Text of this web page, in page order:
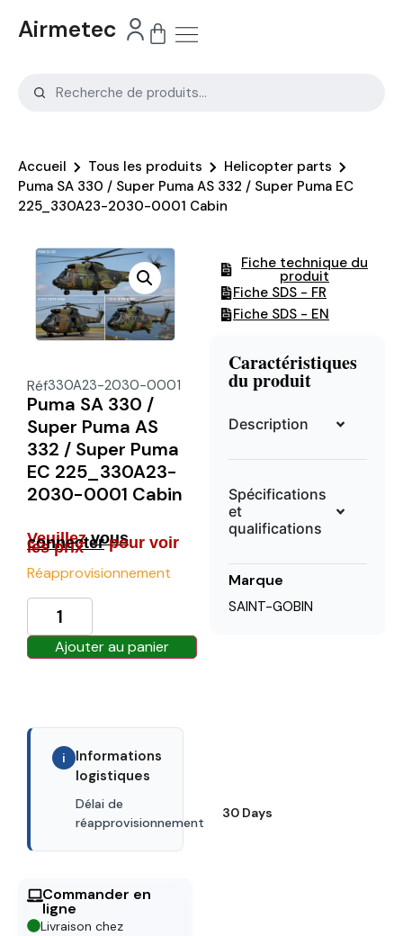
Airmetec
Accueil Tous les produits
Helicopter parts
Puma SA 330 / Super Puma AS 332 / Super Puma EC
225_330A23-2030-0001 Cabin
Réf330A23-2030-0001
Puma SA 330 /
Super Puma AS
332 / Super Puma
EC 225_330A23-
2030-0001 Cabin
Veuillezvous
connecterpour voir
les prix
Réapprovisionnement
Ajouter au panier
i
Informations
logistiques
Délai de
réapprovisionnement
30 Days
Commander en
ligne
Livraison chez
Fiche technique du
produit
Fiche SDS - FR
Fiche SDS - EN
Caractéristiques
du produit
Description
Spécifications
et
qualifications
Marque
SAINT-GOBIN